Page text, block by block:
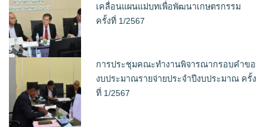
เคลื่อนแผนแม่บทเพื่อพัฒนาเกษตรกรรม
ครั้งที่ 1/2567
การประชุมคณะทำงานพิจารณากรอบคำขอ
งบประมาณรายจ่ายประจำปีงบประมาณ ครั้ง
ที่ 1/2567